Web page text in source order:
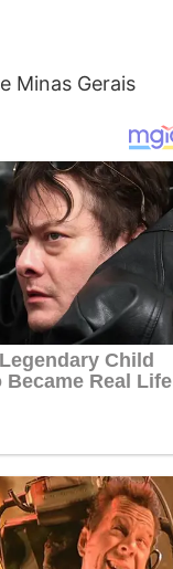
Minas Gerais